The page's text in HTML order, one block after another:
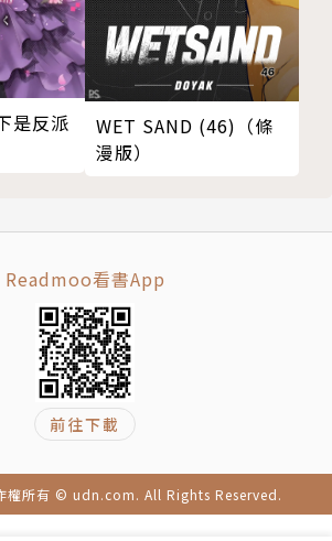
是反派
WET SAND (46)（條
漫版）
Readmoo看書App
前往下載
權所有 © udn.com. All Rights Reserved.